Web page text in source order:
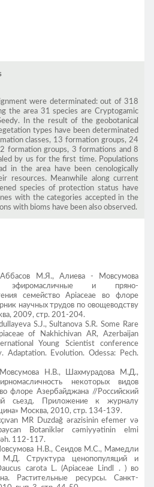
were determinated: out of 318
the area 31 species are Cryptogamic
In the result of the geobotanical
types have been determinated
classes, 13 formation groups, 24
formation groups, 3 formations and 8
by us for the first time. Populations
in the area have been cenologically
resources. Meanwhile along current
species of protection status have
with the categories accepted in the
with bioms have been also observed.
М.Я., Алиева - Мовсумова
эфиромасличные и пряно-
семейство Apiaceae во флоре
научных трудов по овощеводству
2009, стр. 201-204.
S.J., Sultanova S.R. Some Rare
of Nakhichivan AR, Azerbaijan
Young Scientist conference
Adaptation. Evolution. Odessa: Pech.
Н.В., Шахмурадова М.Д.,
некоторых видов
флоре Азербайджана //Российский
сьезд. Приложение к журналу
Москва, 2010, стр. 134-139.
MR Duzdağ ərazisinin efemer və
Botaniklər cəmiyyətinin elmi
112-117.
Н.В., Сеидов М.С., Мамедли
М.Д. Структура ценопопуляций и
carota L. (Apiaceae Lindl . ) во
Растительные ресурсы. Санкт-